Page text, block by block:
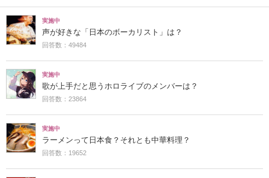
実施中
声が好きな「日本のボーカリスト」は？
回答数：49484
実施中
歌が上手だと思うホロライブのメンバーは？
回答数：23864
実施中
ラーメンって日本食？それとも中華料理？
回答数：19652